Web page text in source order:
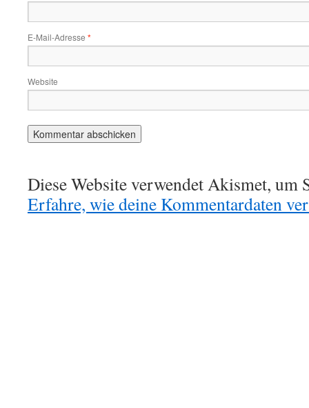
E-Mail-Adresse *
Website
Diese Website verwendet Akismet, um
Erfahre, wie deine Kommentardaten